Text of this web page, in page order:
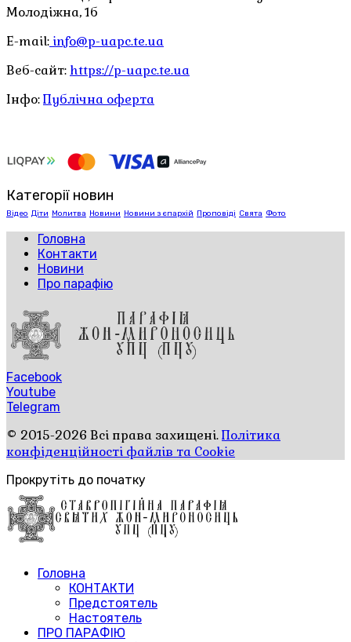
Молодіжна, 1б
E-mail: info@p-uapc.te.ua
Веб-сайт: https://p-uapc.te.ua
Інфо:Публічна оферта
Категорії новин
Відео Діти Молитва Новини Новини з єпархій Проповіді Свята Фото
Головна
Контакти
Новини
Про парафію
Facebook
Youtube
Telegram
© 2015-2026 Всі права захищені.Політика
конфіденційності файлів та Cookie
Прокрутіть до початку
Головна
КОНТАКТИ
Предстоятель
Настоятель
ПРО ПАРАФІЮ